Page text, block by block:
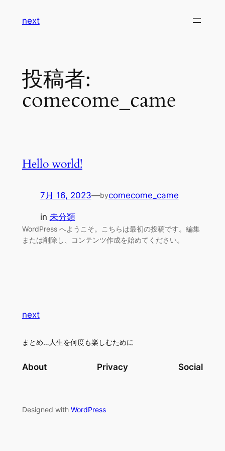
next
投稿者:
comecome_came
Hello world!
7月 16, 2023—bycomecome_came
in 未分類
WordPress へようこそ。こちらは最初の投稿です。編集
または削除し、コンテンツ作成を始めてください。
next
まとめ…人生を何度も楽しむために
About Privacy Social
Designed with WordPress